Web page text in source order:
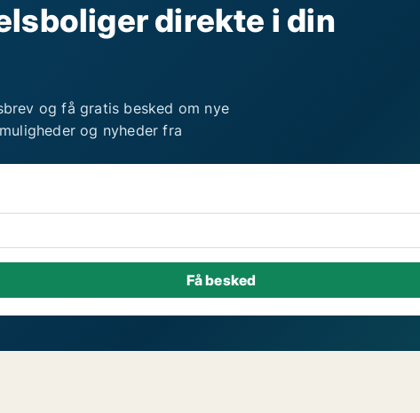
direkte i din
og få gratis besked om nye
og nyheder fra